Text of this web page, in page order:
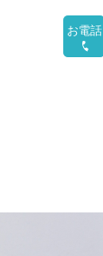
お電話